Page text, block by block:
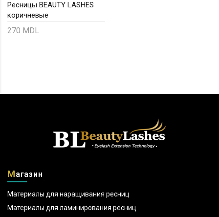
Ресницы BEAUTY LASHES
коричневые
270 MDL
Магазин
Материалы для наращивания ресниц
Материалы для ламинирования ресниц